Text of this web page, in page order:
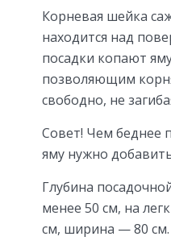
Корневая шейка
находится над
посадки копают
позволяющим
свободно, не
Совет! Чем беднее
яму нужно
Глубина
менее 50 см, на
см, ширина — 80 см.